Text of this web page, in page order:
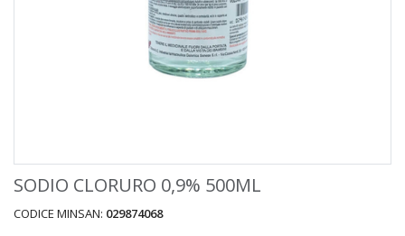
SODIO CLORURO 0,9% 500ML
CODICE MINSAN: 029874068